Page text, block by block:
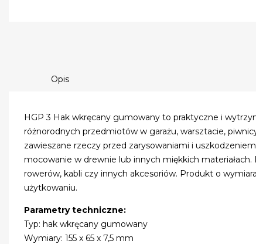
Opis
HGP 3 Hak wkręcany gumowany to praktyczne i
różnorodnych przedmiotów w garażu, warsztacie,
zawieszane rzeczy przed zarysowaniami i
mocowanie w drewnie lub innych miękkich materiałach.
rowerów, kabli czy innych akcesoriów. Produkt o
użytkowaniu.
Parametry techniczne:
Typ: hak wkręcany gumowany
Wymiary: 155 x 65 x 7,5 mm